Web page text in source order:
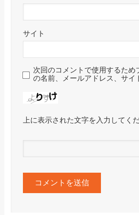
サイト
次回のコメントで使用するため
の名前、メールアドレス、サイ
上に表示された文字を入力してくだ